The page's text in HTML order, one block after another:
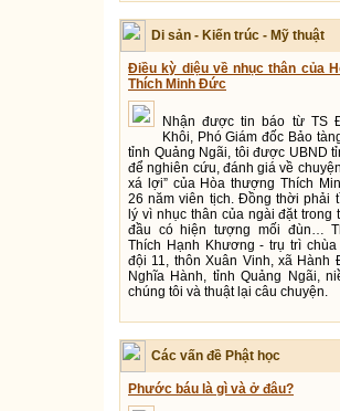
Di sản - Kiến trúc - Mỹ thuật
Điều kỳ diệu về nhục thân của
Thích Minh Đức
Nhận được tin báo từ TS
Khôi, Phó Giám đốc Bảo
tỉnh Quảng Ngãi, tôi được UBND
để nghiên cứu, đánh giá về
xá lợi” của Hòa thượng Thích
26 năm viên tịch. Đồng thời phải
lý vì nhục thân của ngài đặt trong
đầu có hiện tượng mối đùn…
Thích Hạnh Khương - trụ trì
đội 11, thôn Xuân Vinh, xã Hành
Nghĩa Hành, tỉnh Quảng Ngãi,
chúng tôi và thuật lại câu chuyện.
Các vấn đề Phật học
Phước báu là gì và ở đâu?